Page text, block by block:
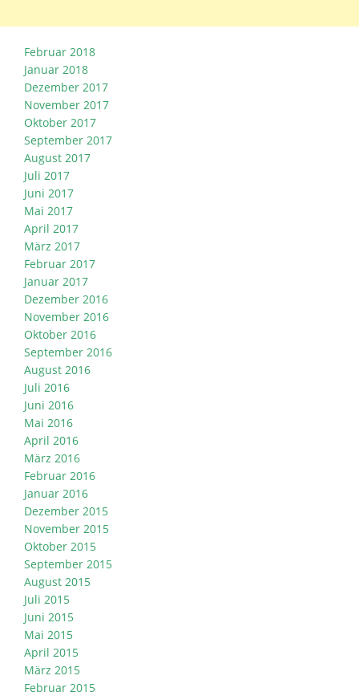
Februar 2018
Januar 2018
Dezember 2017
November 2017
Oktober 2017
September 2017
August 2017
Juli 2017
Juni 2017
Mai 2017
April 2017
März 2017
Februar 2017
Januar 2017
Dezember 2016
November 2016
Oktober 2016
September 2016
August 2016
Juli 2016
Juni 2016
Mai 2016
April 2016
März 2016
Februar 2016
Januar 2016
Dezember 2015
November 2015
Oktober 2015
September 2015
August 2015
Juli 2015
Juni 2015
Mai 2015
April 2015
März 2015
Februar 2015